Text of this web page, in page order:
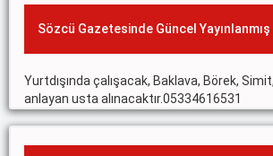
Sözcü Gazetesinde Güncel Yayınlanmış
Yurtdışında çalışacak, Baklava, Börek,
anlayan usta alınacaktır.05334616531